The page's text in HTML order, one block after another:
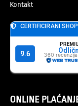
Kontakt
ONLINE